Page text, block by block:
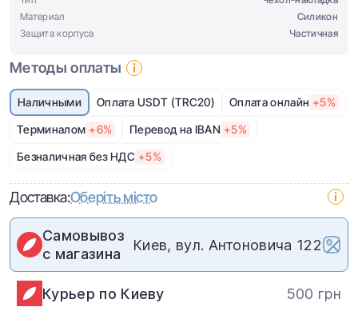
Материал
Силикон
Защита корпуса
Частичная
Методы оплаты
Наличными Оплата USDT (TRC20) Оплата онлайн +5%
Терминалом +6% Перевод на IBAN +5%
Безналичная без НДС +5%
Доставка:Оберіть місто
Самовывоз
с магазина
Киев, вул. Антоновича 122
Курьер по Киеву 500 грн